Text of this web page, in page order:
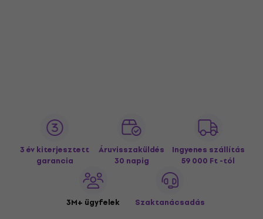
3 év kiterjesztett
garancia
Áruvisszaküldés
30 napig
Ingyenes szállítás
59 000 Ft -tól
3M+ ügyfelek Szaktanácsadás